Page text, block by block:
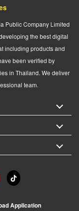
Public Company Limited
the best digital
including products and
been verified by
in Thailand. We deliver
team.
Application